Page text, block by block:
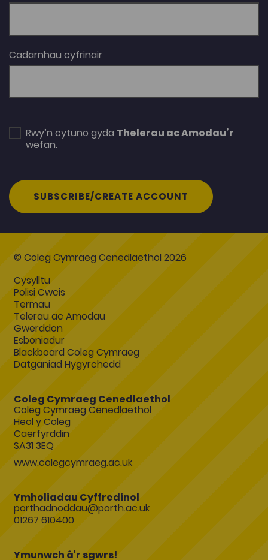
Cadarnhau cyfrinair
Rwy’n cytuno gyda Thelerau ac Amodau’r
wefan.
SUBSCRIBE/CREATE ACCOUNT
© Coleg Cymraeg Cenedlaethol 2026
Cysylltu
Polisi Cwcis
Termau
Telerau ac Amodau
Gwerddon
Esboniadur
Blackboard Coleg Cymraeg
Datganiad Hygyrchedd
Coleg Cymraeg Cenedlaethol
Coleg Cymraeg Cenedlaethol
Heol y Coleg
Caerfyrddin
SA31 3EQ
www.colegcymraeg.ac.uk
Ymholiadau Cyffredinol
porthadnoddau@porth.ac.uk
01267 610400
Ymunwch â'r sgwrs!